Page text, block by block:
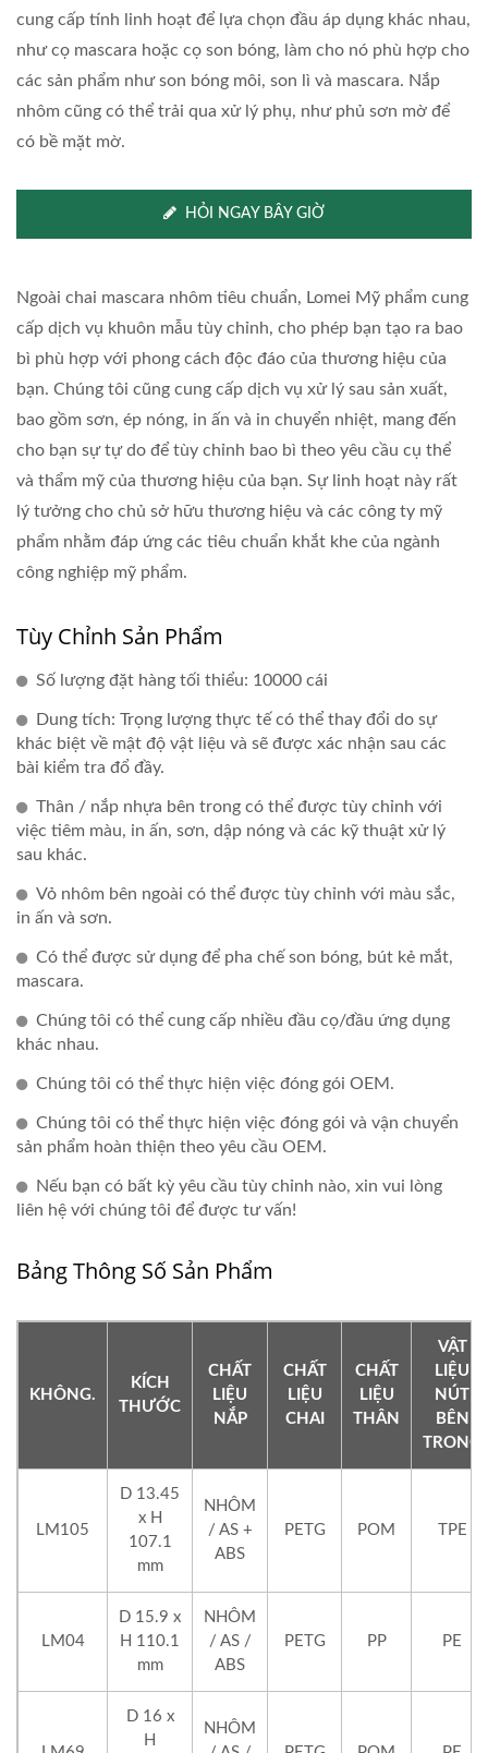
cung cấp tính linh hoạt để lựa chọn đầu áp dụng khác nhau,
như cọ mascara hoặc cọ son bóng, làm cho nó phù hợp cho
các sản phẩm như son bóng môi, son lì và mascara. Nắp
nhôm cũng có thể trải qua xử lý phụ, như phủ sơn mờ để
có bề mặt mờ.
HỎI NGAY BÂY GIỜ
Ngoài chai mascara nhôm tiêu chuẩn, Lomei Mỹ phẩm cung
cấp dịch vụ khuôn mẫu tùy chỉnh, cho phép bạn tạo ra bao
bì phù hợp với phong cách độc đáo của thương hiệu của
bạn. Chúng tôi cũng cung cấp dịch vụ xử lý sau sản xuất,
bao gồm sơn, ép nóng, in ấn và in chuyển nhiệt, mang đến
cho bạn sự tự do để tùy chỉnh bao bì theo yêu cầu cụ thể
và thẩm mỹ của thương hiệu của bạn. Sự linh hoạt này rất
lý tưởng cho chủ sở hữu thương hiệu và các công ty mỹ
phẩm nhằm đáp ứng các tiêu chuẩn khắt khe của ngành
công nghiệp mỹ phẩm.
Tùy Chỉnh Sản Phẩm
Số lượng đặt hàng tối thiểu: 10000 cái
Dung tích: Trọng lượng thực tế có thể thay đổi do sự
khác biệt về mật độ vật liệu và sẽ được xác nhận sau các
bài kiểm tra đổ đầy.
Thân / nắp nhựa bên trong có thể được tùy chỉnh với
việc tiêm màu, in ấn, sơn, dập nóng và các kỹ thuật xử lý
sau khác.
Vỏ nhôm bên ngoài có thể được tùy chỉnh với màu sắc,
in ấn và sơn.
Có thể được sử dụng để pha chế son bóng, bút kẻ mắt,
mascara.
Chúng tôi có thể cung cấp nhiều đầu cọ/đầu ứng dụng
khác nhau.
Chúng tôi có thể thực hiện việc đóng gói OEM.
Chúng tôi có thể thực hiện việc đóng gói và vận chuyển
sản phẩm hoàn thiện theo yêu cầu OEM.
Nếu bạn có bất kỳ yêu cầu tùy chỉnh nào, xin vui lòng
liên hệ với chúng tôi để được tư vấn!
Bảng Thông Số Sản Phẩm
KHÔNG.
KÍCH
THƯỚC
CHẤT
LIỆU
NẮP
CHẤT
LIỆU
CHAI
CHẤT
LIỆU
THÂN
VẬT
LIỆU
NÚT
BÊN
TRONG
LM105
D 13.45
x H
107.1
mm
NHÔM
/ AS +
ABS
PETG POM TPE
LM04
D 15.9 x
H 110.1
mm
NHÔM
/ AS /
ABS
PETG PP PE
D 16 x
H
NHÔM